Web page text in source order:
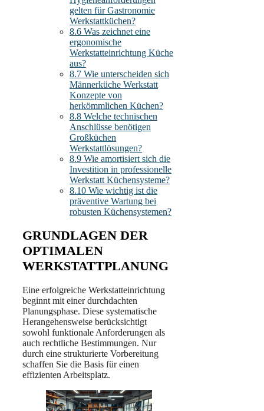
gelten für Gastronomie
Werkstattküchen?
8.6 Was zeichnet eine
ergonomische
Werkstatteinrichtung Küche
aus?
8.7 Wie unterscheiden sich
Männerküche Werkstatt
Konzepte von
herkömmlichen Küchen?
8.8 Welche technischen
Anschlüsse benötigen
Großküchen
Werkstattlösungen?
8.9 Wie amortisiert sich die
Investition in professionelle
Werkstatt Küchensysteme?
8.10 Wie wichtig ist die
präventive Wartung bei
robusten Küchensystemen?
GRUNDLAGEN DER
OPTIMALEN
WERKSTATTPLANUNG
Eine erfolgreiche Werkstatteinrichtung
beginnt mit einer durchdachten
Planungsphase. Diese systematische
Herangehensweise berücksichtigt
sowohl funktionale Anforderungen als
auch rechtliche Bestimmungen. Nur
durch eine strukturierte Vorbereitung
schaffen Sie die Basis für einen
effizienten Arbeitsplatz.